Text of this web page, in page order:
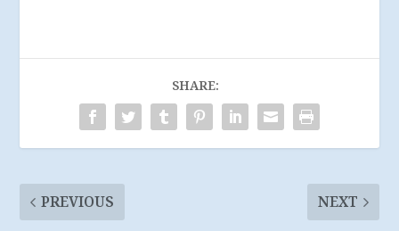
SHARE:
PREVIOUS NEXT